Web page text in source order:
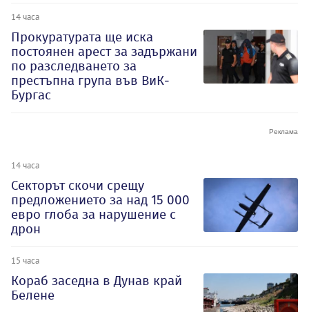
14 часа
Прокуратурата ще иска
постоянен арест за задържани
по разследването за
престъпна група във ВиК-
Бургас
14 часа
Секторът скочи срещу
предложението за над 15 000
евро глоба за нарушение с
дрон
15 часа
Кораб заседна в Дунав край
Белене